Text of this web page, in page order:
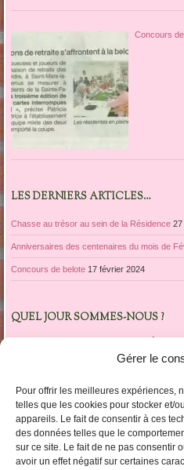
Gérer le
Pour offrir les meilleures expériences,
telles que les cookies pour stocker et/
appareils. Le fait de consentir à ces
des données telles que le
sur ce site. Le fait de ne pas consentir
avoir un effet négatif sur certaines
Concours
LES DERNIERS ARTICLES…
Chasse au trésor au sein de la Résidence 27
Anniversaires des centenaires du mois de
Concours de belote 17 février 2024
QUEL JOUR SOMMES-NOUS ?
février
M J
2
3 4 5
9
10 11 12
16
17 18 19
23
24